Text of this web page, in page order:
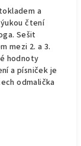
a
čtení
Sešit
mezi 2. a 3.
hodnoty
a písniček je
odmalička